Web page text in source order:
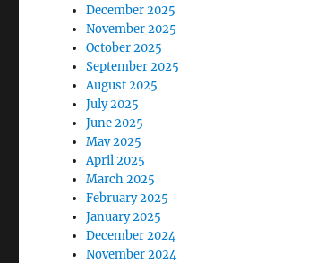
December 2025
November 2025
October 2025
September 2025
August 2025
July 2025
June 2025
May 2025
April 2025
March 2025
February 2025
January 2025
December 2024
November 2024